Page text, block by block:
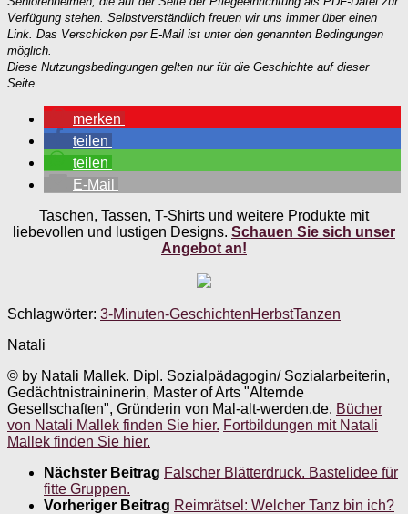
Verfügung stehen. Selbstverständlich freuen wir uns immer über einen
Link. Das Verschicken per E-Mail ist unter den genannten Bedingungen
möglich.
Diese Nutzungsbedingungen gelten nur für die Geschichte auf dieser
Seite.
merken
teilen
teilen
E-Mail
Taschen, Tassen, T-Shirts und weitere Produkte mit
liebevollen und lustigen Designs. Schauen Sie sich unser
Angebot an!
Schlagwörter: 3-Minuten-GeschichtenHerbstTanzen
Natali
© by Natali Mallek. Dipl. Sozialpädagogin/ Sozialarbeiterin,
Gedächtnistraininerin, Master of Arts "Alternde
Gesellschaften", Gründerin von Mal-alt-werden.de. Bücher
von Natali Mallek finden Sie hier. Fortbildungen mit Natali
Mallek finden Sie hier.
Nächster Beitrag Falscher Blätterdruck. Bastelidee für
fitte Gruppen.
Vorheriger Beitrag Reimrätsel: Welcher Tanz bin ich?